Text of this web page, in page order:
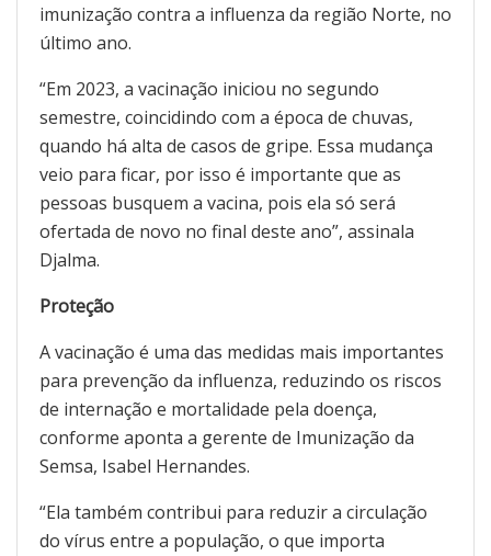
imunização contra a influenza da região Norte, no
último ano.
“Em 2023, a vacinação iniciou no segundo
semestre, coincidindo com a época de chuvas,
quando há alta de casos de gripe. Essa mudança
veio para ficar, por isso é importante que as
pessoas busquem a vacina, pois ela só será
ofertada de novo no final deste ano”, assinala
Djalma.
Proteção
A vacinação é uma das medidas mais importantes
para prevenção da influenza, reduzindo os riscos
de internação e mortalidade pela doença,
conforme aponta a gerente de Imunização da
Semsa, Isabel Hernandes.
“Ela também contribui para reduzir a circulação
do vírus entre a população, o que importa